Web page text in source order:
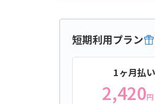
短期利用プラン
1ヶ月払い
2,420円